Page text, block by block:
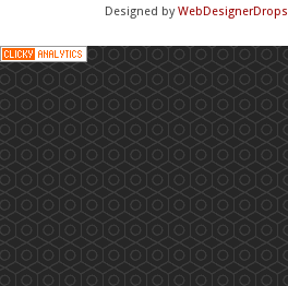
Designed byWebDesignerDrops